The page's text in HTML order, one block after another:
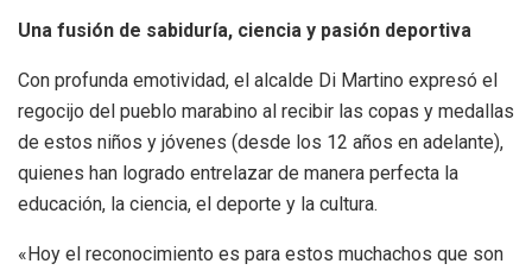
Una fusión de sabiduría, ciencia y pasión deportiva
Con profunda emotividad, el alcalde Di Martino expresó el
regocijo del pueblo marabino al recibir las copas y medallas
de estos niños y jóvenes (desde los 12 años en adelante),
quienes han logrado entrelazar de manera perfecta la
educación, la ciencia, el deporte y la cultura.
«Hoy el reconocimiento es para estos muchachos que son